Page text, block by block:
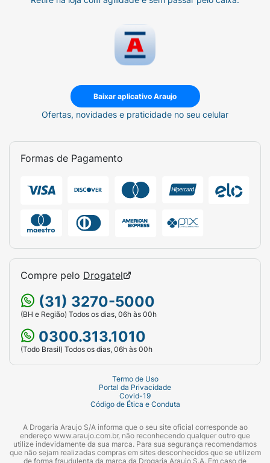
Baixar aplicativo Araujo
Ofertas, novidades e praticidade no seu celular
Formas de Pagamento
Compre pelo Drogatel
(31) 3270-5000
(BH e Região) Todos os dias, 06h às 00h
0300.313.1010
(Todo Brasil) Todos os dias, 06h às 00h
Termo de Uso
Portal da Privacidade
Covid-19
Código de Ética e Conduta
A Drogaria Araujo S/A informa que o seu site oficial corresponde ao
endereço www.araujo.com.br, não reconhecendo qualquer outro que
utilize indevidamente da sua marca. Para sua segurança recomendamos
que não sejam realizadas compras em sites desconhecidos que se utilizem
de forma fraudulenta da marca da Drogaria Araujo S.A. Em caso de